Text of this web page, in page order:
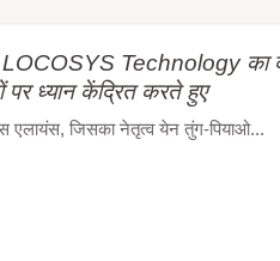
Technology का
पर ध्यान केंद्रित करते हुए
एलायंस, जिसका नेतृत्व येन तुंग-पियाओ...